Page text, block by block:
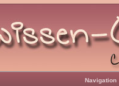
Navigation